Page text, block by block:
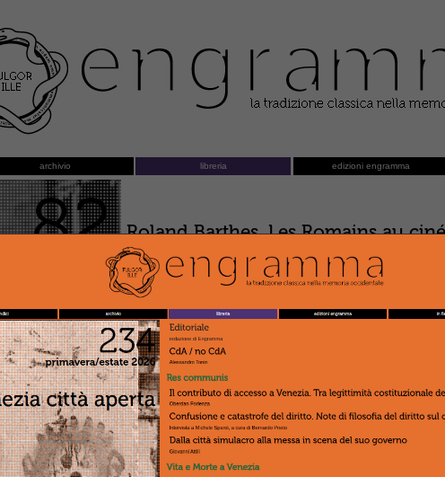
archivio libreria edizioni engramma
82
2010
Roland Barthes, Les Romains au
Introduzione al testo a cura di Stefania Rimini
Proiezioni dell’antico nella cultura
mutante sul classico.
di
Roberto Danese
Sdoppiamento e seduzione.
Massimo Fusillo
Da Perseo a Perseo: il filo rosso
Tessari suPercy Jackson e gli dei
Columbus (2010) eScontro tra titani
a cura di Alessandra Pedersoli